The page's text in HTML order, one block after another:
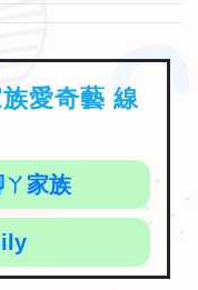
愛奇藝 線
家族